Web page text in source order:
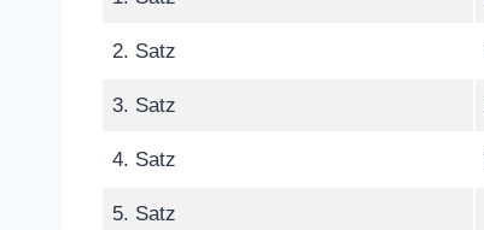
2. Satz
3. Satz
4. Satz
5. Satz